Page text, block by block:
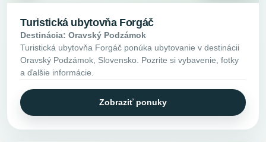
Turistická ubytovňa Forgáč
Destinácia: Oravský Podzámok
Turistická ubytovňa Forgáč ponúka ubytovanie v destinácii
Oravský Podzámok, Slovensko. Pozrite si vybavenie, fotky
a ďalšie informácie.
Zobraziť ponuky